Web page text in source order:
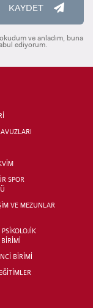
KAYDET
ve anladım, buna
ediyorum.
SPOR
VE MEZUNLAR
BİRİMİ